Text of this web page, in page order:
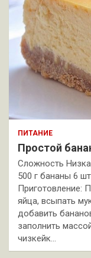
ПИТАНИЕ
Простой
Сложность
500 г бананы 6
Приготовление:
яйца, всыпать
добавить
заполнить
чизкейк…